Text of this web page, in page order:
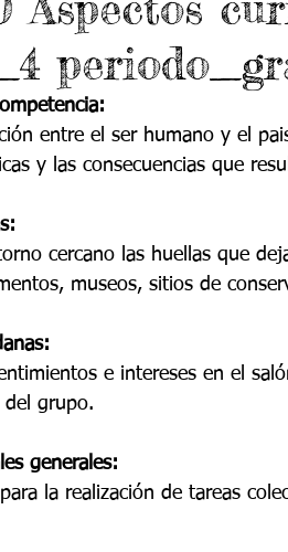
Grado 10 Grado 11
Jardín-2020
entre el ser humano y el
y las consecuencias que
cercano las huellas que
museos, sitios de
e intereses en el
del grupo.
generales:
la realización de tareas